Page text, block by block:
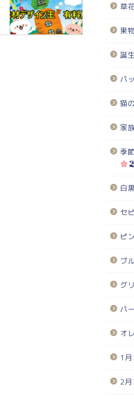
草
果
誕
パ
猫
家
季
白
セ
ピ
ブ
グ
パ
オ
1
2